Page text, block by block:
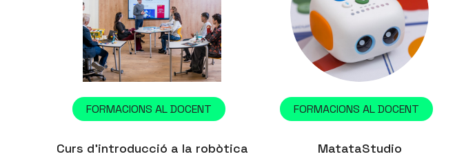
FORMACIONS AL DOCENT
Curs d’introducció a la robòtica
FORMACIONS AL DOCENT
MatataStudio